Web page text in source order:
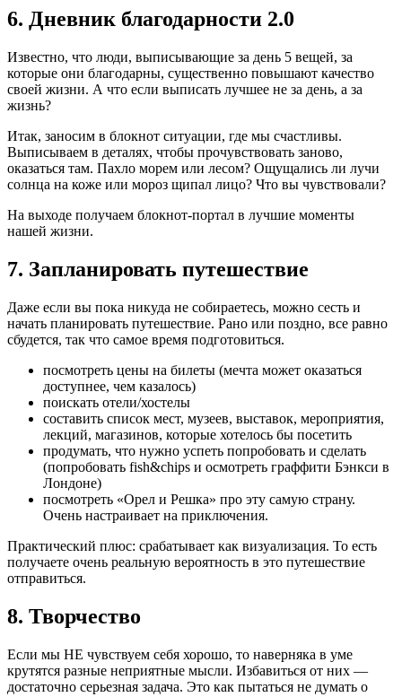
6. Дневник благодарности 2.0
Известно, что люди, выписывающие за день 5 вещей, за
которые они благодарны, существенно повышают качество
своей жизни. А что если выписать лучшее не за день, а за
жизнь?
Итак, заносим в блокнот ситуации, где мы счастливы.
Выписываем в деталях, чтобы прочувствовать заново,
оказаться там. Пахло морем или лесом? Ощущались ли лучи
солнца на коже или мороз щипал лицо? Что вы чувствовали?
На выходе получаем блокнот-портал в лучшие моменты
нашей жизни.
7. Запланировать путешествие
Даже если вы пока никуда не собираетесь, можно сесть и
начать планировать путешествие. Рано или поздно, все равно
сбудется, так что самое время подготовиться.
посмотреть цены на билеты (мечта может оказаться
доступнее, чем казалось)
поискать отели/хостелы
составить список мест, музеев, выставок, мероприятия,
лекций, магазинов, которые хотелось бы посетить
продумать, что нужно успеть попробовать и сделать
(попробовать fish&chips и осмотреть граффити Бэнкси в
Лондоне)
посмотреть «Орел и Решка» про эту самую страну.
Очень настраивает на приключения.
Практический плюс: срабатывает как визуализация. То есть
получаете очень реальную вероятность в это путешествие
отправиться.
8. Творчество
Если мы НЕ чувствуем себя хорошо, то наверняка в уме
крутятся разные неприятные мысли. Избавиться от них —
достаточно серьезная задача. Это как пытаться не думать о